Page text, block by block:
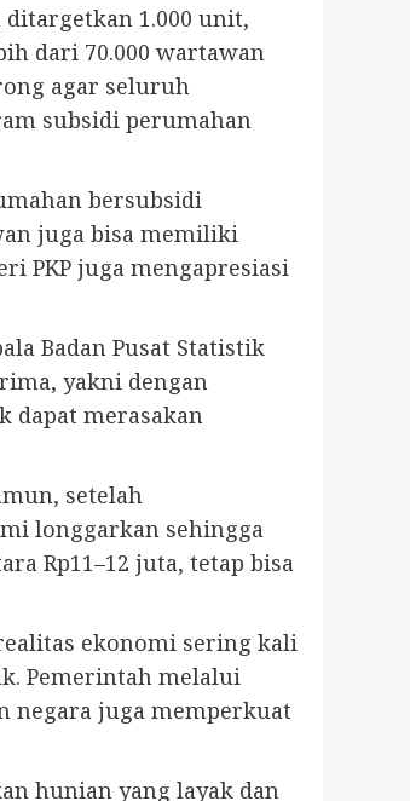
1.000 unit,
dari 70.000 wartawan
agar seluruh
subsidi perumahan
bersubsidi
juga bisa memiliki
PKP juga mengapresiasi
Badan Pusat Statistik
yakni dengan
dapat merasakan
setelah
longgarkan sehingga
Rp11–12 juta, tetap bisa
ekonomi sering kali
Pemerintah melalui
negara juga memperkuat
hunian yang layak dan